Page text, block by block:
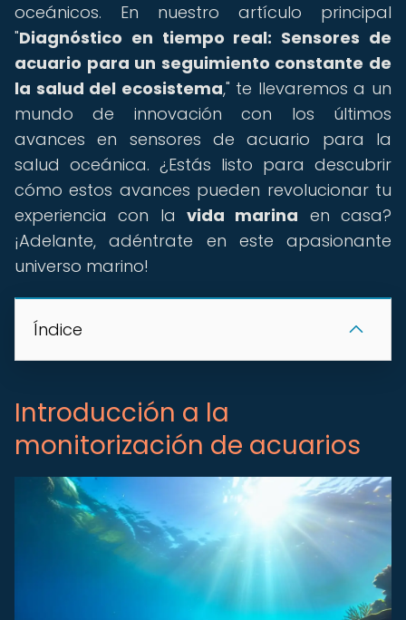
oceánicos. En nuestro artículo principal
"Diagnóstico en tiempo real: Sensores de
acuario para un seguimiento constante de
la salud del ecosistema," te llevaremos a un
mundo de innovación con los últimos
avances en sensores de acuario para la
salud oceánica. ¿Estás listo para descubrir
cómo estos avances pueden revolucionar tu
experiencia con la vida marina en casa?
¡Adelante, adéntrate en este apasionante
universo marino!
Índice
Introducción a la
monitorización de acuarios